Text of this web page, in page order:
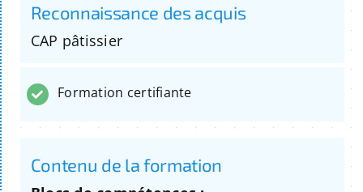
Reconnaissance des acquis
CAP pâtissier
Formation certifiante
Contenu de la formation